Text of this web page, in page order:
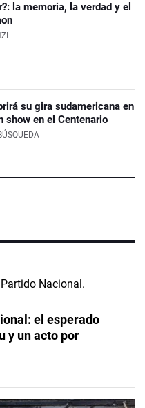
la memoria, la verdad y el
su gira sudamericana en
show en el Centenario
el esperado
y un acto por